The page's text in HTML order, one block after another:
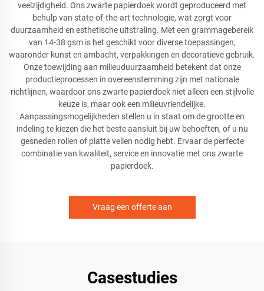
veelzijdigheid. Ons zwarte papierdoek wordt geproduceerd met
behulp van state-of-the-art technologie, wat zorgt voor
duurzaamheid en esthetische uitstraling. Met een grammagebereik
van 14-38 gsm is het geschikt voor diverse toepassingen,
waaronder kunst en ambacht, verpakkingen en decoratieve gebruik.
Onze toewijding aan milieuduurzaamheid betekent dat onze
productieprocessen in overeenstemming zijn met nationale
richtlijnen, waardoor ons zwarte papierdoek niet alleen een stijlvolle
keuze is, maar ook een milieuvriendelijke.
Aanpassingsmogelijkheden stellen u in staat om de grootte en
indeling te kiezen die het beste aansluit bij uw behoeften, of u nu
gesneden rollen of platte vellen nodig hebt. Ervaar de perfecte
combinatie van kwaliteit, service en innovatie met ons zwarte
papierdoek.
Vraag een offerte aan
Casestudies